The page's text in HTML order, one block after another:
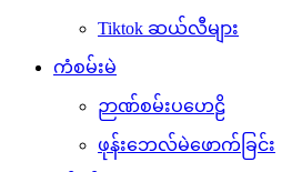
Tiktok ဆယ်လီများ
ကံစမ်းမဲ
ဉာဏ်စမ်းပဟေဠိ
ဖုန်းဘေလ်မဲဖောက်ခြင်း